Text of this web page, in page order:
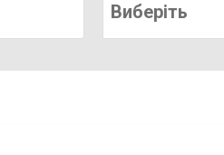
Виберіть